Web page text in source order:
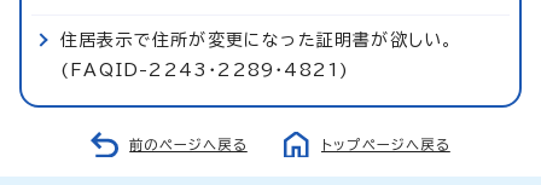
住居表示で住所が変更になった証明書が欲しい。
(FAQID-2243・2289・4821)
前のページへ戻る トップページへ戻る